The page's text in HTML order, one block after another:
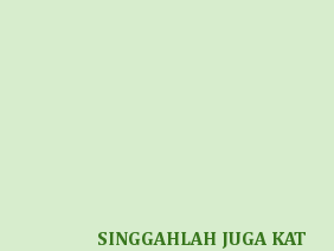
SINGGAHLAH JUGA KAT